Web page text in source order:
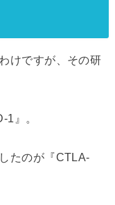
けですが、その研
1』。
たのが『CTLA-